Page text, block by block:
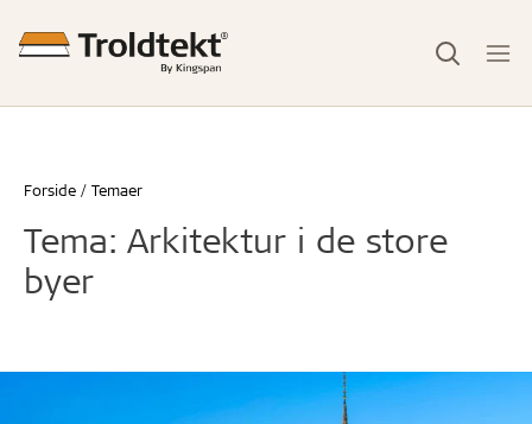
Forside Temaer
Tema: Arkitektur i de store
byer